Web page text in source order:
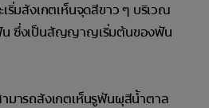
ริ่มสังเกตเห็นจุดสีขาว ๆ บริเวณ
ซึ่งเป็นสัญญาญเริ่มต้นของฟัน
มารถสังเกตเห็นรูฟันผุสีน้ำตาล